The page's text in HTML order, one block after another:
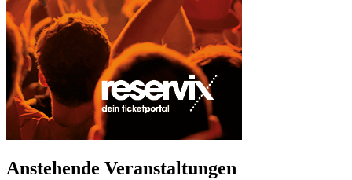
Anstehende Veranstaltungen